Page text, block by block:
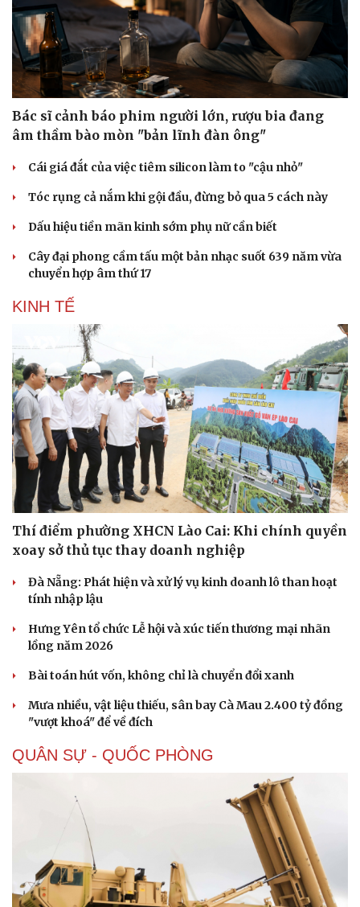
Thông tin doanh nghiệp
Doanh nghiệp 24h
Doanh nhân
Vì cộng đồng
Sành điệu
Tin Công nghệ
Trải nghiệm
Chuyển đổi số
Bác sĩ cảnh báo phim người lớn, rượu bia đang
âm thầm bào mòn "bản lĩnh đàn ông"
Cái giá đắt của việc tiêm silicon làm to "cậu nhỏ"
Tóc rụng cả nắm khi gội đầu, đừng bỏ qua 5 cách này
Dấu hiệu tiền mãn kinh sớm phụ nữ cần biết
Cây đại phong cầm tấu một bản nhạc suốt 639 năm vừa
chuyển hợp âm thứ 17
KINH TẾ
Thí điểm phường XHCN Lào Cai: Khi chính quyền
xoay sở thủ tục thay doanh nghiệp
Đà Nẵng: Phát hiện và xử lý vụ kinh doanh lô than hoạt
tính nhập lậu
Hưng Yên tổ chức Lễ hội và xúc tiến thương mại nhãn
lồng năm 2026
Bài toán hút vốn, không chỉ là chuyển đổi xanh
Mưa nhiều, vật liệu thiếu, sân bay Cà Mau 2.400 tỷ đồng
"vượt khoá" để về đích
QUÂN SỰ - QUỐC PHÒNG